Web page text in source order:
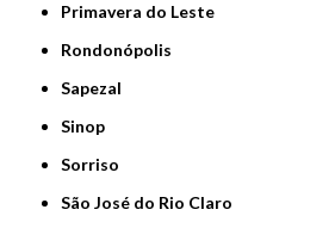
Primavera do Leste
Rondonópolis
Sapezal
Sinop
Sorriso
São José do Rio Claro